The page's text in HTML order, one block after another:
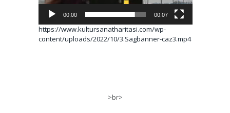
00:00 00:07
https://www.kultursanatharitasi.com/wp-
content/uploads/2022/10/3.Sagbanner-caz3.mp4
>br>